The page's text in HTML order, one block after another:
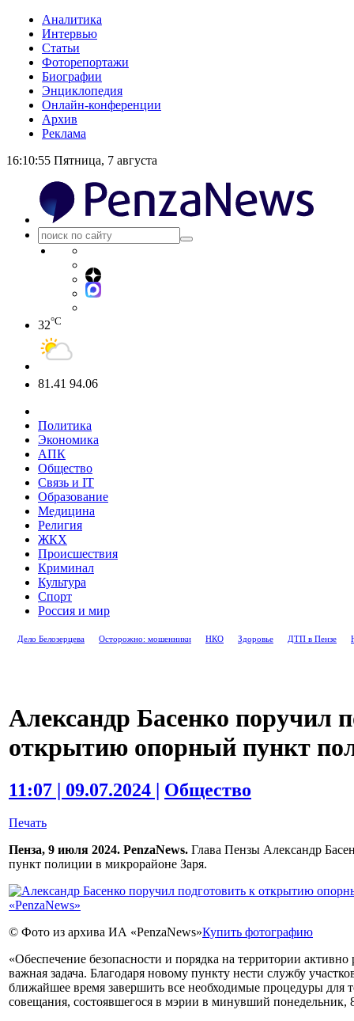
Аналитика
Интервью
Статьи
Фоторепортажи
Биографии
Энциклопедия
Онлайн-конференции
Архив
Реклама
16:10:56 Пятница, 7 августа
32°C
81.41 94.06
Политика
Экономика
АПК
Общество
Связь и IT
Образование
Медицина
Религия
ЖКХ
Происшествия
Криминал
Культура
Спорт
Россия и мир
Дело Белозерцева Осторожно: мошенники НКО Здоровье ДТП в Пензе
Александр Басенко поручил
открытию опорный пункт
11:07 | 09.07.2024 | Общество
Печать
Пенза, 9 июля 2024. PenzaNews. Глава Пензы Александр
пункт полиции в микрорайоне Заря.
© Фото из архива ИА «PenzaNews»Купить фотографию
«Обеспечение безопасности и порядка на территории
важная задача. Благодаря новому пункту нести службу
ближайшее время завершить все необходимые процедуры для
совещания, состоявшегося в мэрии в минувший понедельник,